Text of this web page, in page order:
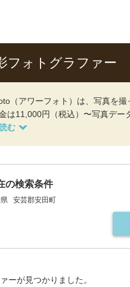
フォトグラファー
（アワーフォト）は、写真を撮
は11,000円（税込）〜写真デー
の検索条件
安芸郡安田町
ーが見つかりました。